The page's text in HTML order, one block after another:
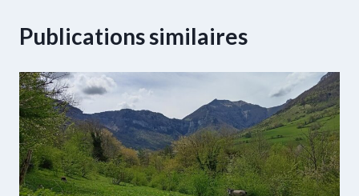
Publications similaires